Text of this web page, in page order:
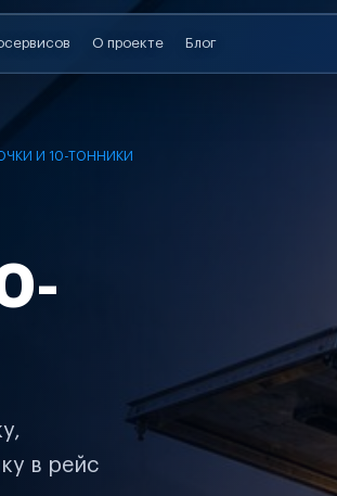
О проекте Блог
И 10-ТОННИКИ
в рейс